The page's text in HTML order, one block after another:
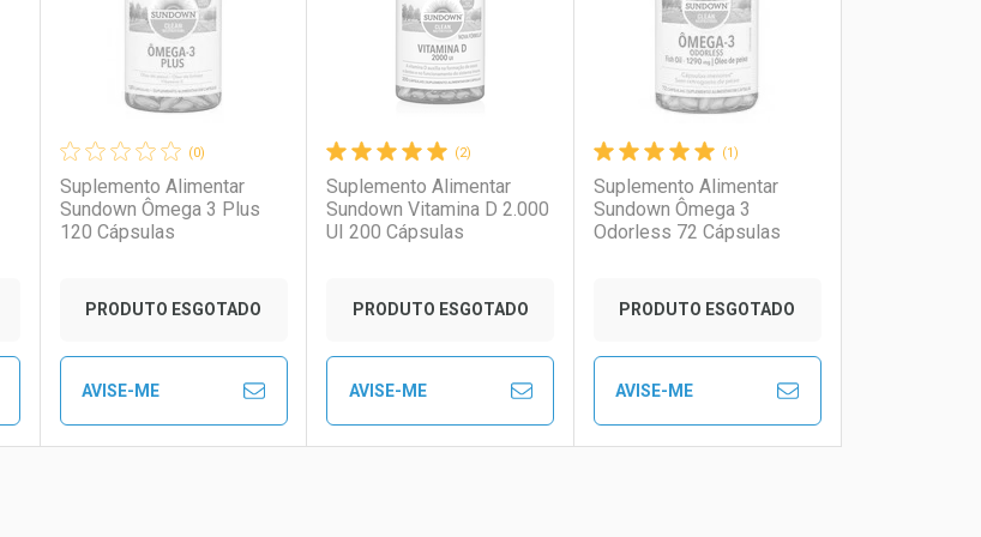
Ativar Desconto
Comprar sem Desconto
Comprar sem Desconto
Ativar Desconto
Comprar sem Desconto
Comprar sem Desconto
Ativar Desconto
Comprar sem Desconto
Comprar sem Desconto
(0)
Suplemento Alimentar
Sundown Ômega 3 Plus
120 Cápsulas
PRODUTO ESGOTADO
AVISE-ME
(2)
Suplemento Alimentar
Sundown Vitamina D 2.000
UI 200 Cápsulas
PRODUTO ESGOTADO
AVISE-ME
(1)
Suplemento Alimentar
Sundown Ômega 3
Odorless 72 Cápsulas
PRODUTO ESGOTADO
AVISE-ME